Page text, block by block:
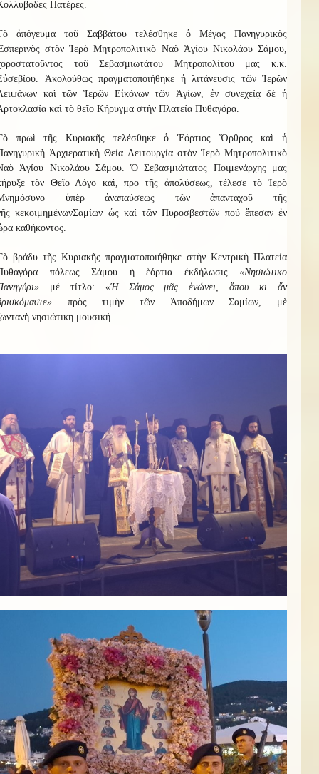
Πατέρες.
ἀπόγευμα τοῦ Σαββάτου τελέσθηκε ὁ Μέγας Πανηγυρικὸς
στὸν Ἱερὸ Μητροπολιτικὸ Ναὸ Ἁγίου Νικολάου Σάμου,
τοῦ Σεβασμιωτάτου Μητροπολίτου μας
κ.κ.
Ἀκολούθως πραγματοποιήθηκε ἡ λιτάνευσις τῶν Ἱερῶν
καὶ τῶν Ἱερῶν Εἰκόνων τῶν Ἁγίων, ἐν συνεχείᾳ δὲ ἡ
καὶ τὸ θεῖο Κήρυγμα στὴν Πλατεία Πυθαγόρα.
πρωὶ τῆς Κυριακῆς τελέσθηκε ὁ Ἑόρτιος Ὄρθρος καὶ ἡ
Ἀρχιερατικὴ Θεία Λειτουργία στὸν Ἱερὸ Μητροπολιτικὸ
Ἁγίου Νικολάου Σάμου. Ὁ Σεβασμιώτατος Ποιμενάρχης μας
τὸν Θεῖο Λόγο καὶ, προ τῆς ἀπολύσεως, τέλεσε τὸ Ἱερὸ
ὑπὲρ ἀναπαύσεως τῶνἀπανταχοῦ τῆς
κεκοιμημένωνΣαμίων ὡς καί τῶν Πυροσβεστῶν πού ἔπεσαν ἐν
καθήκοντος
βράδυ τῆς Κυριακῆς πραγματοποιήθηκε στὴν Κεντρικὴ Πλατεία
πόλεως Σάμου ἡ ἑόρτια ἐκδήλωσις «Νησιώτικο
μέ τίτλο: «Ἡ
Σάμος μᾶς ἑνώνει, ὅπου κι ἄν
»
πρὸς τιμὴν τῶν Ἀποδήμων Σαμίων, μὲ
νησιώτικη μουσική.